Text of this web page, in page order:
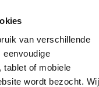
van verschillende
tablet of mobiele
wordt bezocht. Wij
zijn bij een